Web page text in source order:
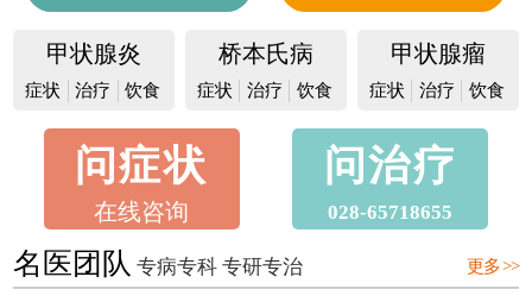
甲状腺炎
症状 治疗 饮食
桥本氏病
症状 治疗 饮食
甲状腺瘤
症状 治疗 饮食
问症状
在线咨询
问治疗
028-65718655
名医团队 专病专科 专研专治 更多 >>